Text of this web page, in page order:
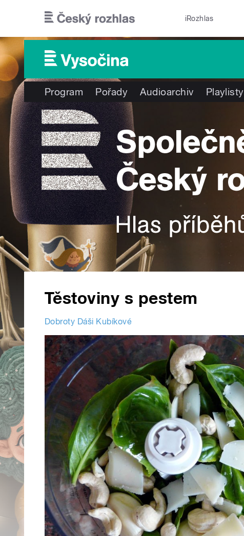
iRozhlas
Program Pořady Audioarchiv Playlisty
Těstoviny s pestem
Dobroty Dáši Kubíkové